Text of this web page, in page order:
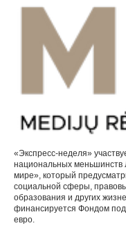
«Экспресс-неделя»
национальных меньшинств
мире», который
социальной сферы,
образования и других
финансируется Фондом
евро.